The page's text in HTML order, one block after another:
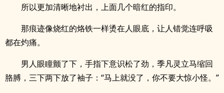
所以更加清晰地衬出，上面几个暗红的指印。
那痕迹像烧红的烙铁一样烫在人眼底，让人错觉连呼吸
都在灼痛。
男人眼瞳颤了下，手指下意识松了劲，季凡灵立马缩回
胳膊，三下两下放了袖子：“马上就没了，你不要大惊小怪。”